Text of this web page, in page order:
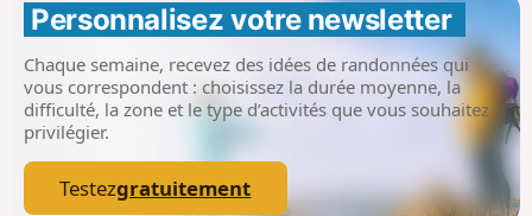
Personnalisez votre newsletter
Chaque semaine, recevez des idées de randonnées qui
vous correspondent : choisissez la durée moyenne, la
difficulté, la zone et le type d’activités que vous souhaitez
privilégier.
Testezgratuitement